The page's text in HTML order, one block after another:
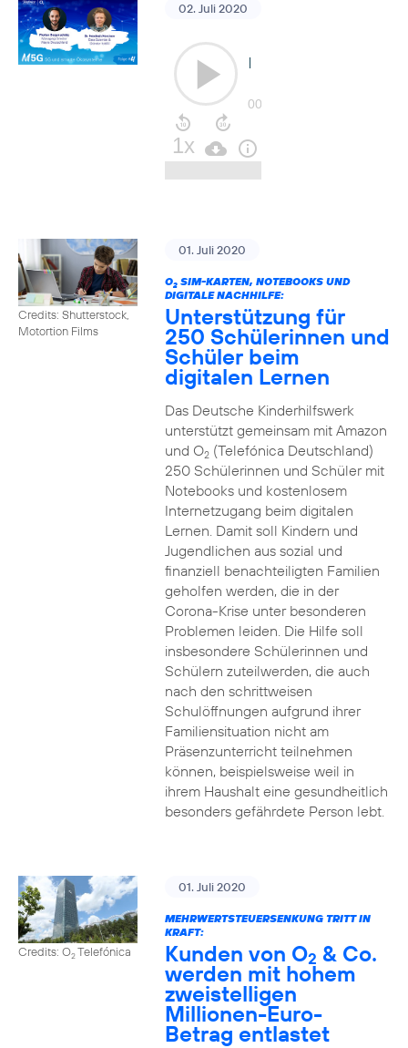
02. Juli 2020
Credits: Shutterstock,
Motortion Films
01. Juli 2020
O2SIM-KARTEN, NOTEBOOKS UND
DIGITALE NACHHILFE:
Unterstützung für
250 Schülerinnen und
Schüler beim
digitalen Lernen
Das Deutsche Kinderhilfswerk
unterstützt gemeinsam mit Amazon
und O2(Telefónica Deutschland)
250 Schülerinnen und Schüler mit
Notebooks und kostenlosem
Internetzugang beim digitalen
Lernen. Damit soll Kindern und
Jugendlichen aus sozial und
finanziell benachteiligten Familien
geholfen werden, die in der
Corona-Krise unter besonderen
Problemen leiden. Die Hilfe soll
insbesondere Schülerinnen und
Schülern zuteilwerden, die auch
nach den schrittweisen
Schulöffnungen aufgrund ihrer
Familiensituation nicht am
Präsenzunterricht teilnehmen
können, beispielsweise weil in
ihrem Haushalt eine gesundheitlich
besonders gefährdete Person lebt.
Credits: O2Telefónica
01. Juli 2020
MEHRWERTSTEUERSENKUNG TRITT IN
KRAFT:
Kunden von O2 & Co.
werden mit hohem
zweistelligen
Millionen-Euro-
Betrag entlastet